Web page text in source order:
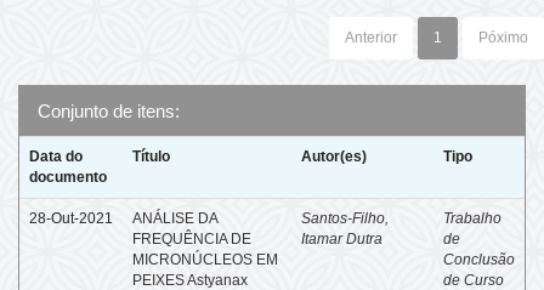
Anterior 1 Póximo
Conjunto de itens:
Data do
documento
Título Autor(es) Tipo
28-Out-2021
ANÁLISE DA
FREQUÊNCIA DE
MICRONÚCLEOS EM
PEIXES Astyanax
Santos-Filho,
Itamar Dutra
Trabalho
de
Conclusão
de Curso